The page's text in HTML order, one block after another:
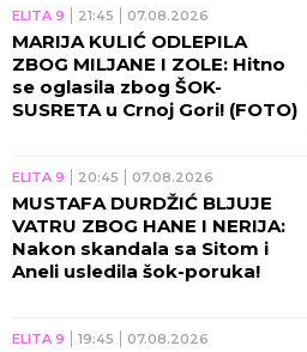
ELITA 9 21:45 07.08.2026
MARIJA KULIĆ ODLEPILA
ZBOG MILJANE I ZOLE: Hitno
se oglasila zbog ŠOK-
SUSRETA u Crnoj Gori! (FOTO)
ELITA 9 20:45 07.08.2026
MUSTAFA DURDŽIĆ BLJUJE
VATRU ZBOG HANE I NERIJA:
Nakon skandala sa Sitom i
Aneli usledila šok-poruka!
ELITA 9 19:45 07.08.2026